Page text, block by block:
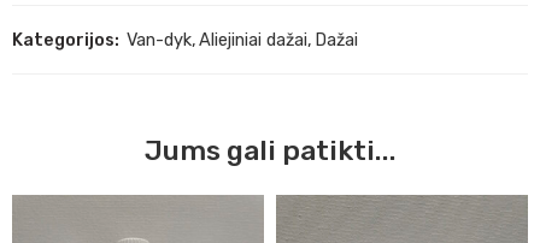
Kategorijos: Van-dyk,Aliejiniai dažai, Dažai
Jums gali patikti...